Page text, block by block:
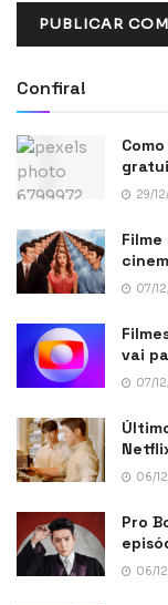
Confira!
29/
07/
vai
07/
06/
Pro
06/